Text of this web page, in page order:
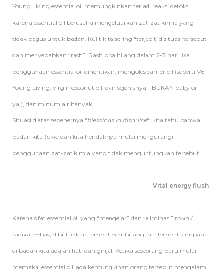
Young Living essential oil memungkinkan terjadi reaksi detoks
karena essential oil berusaha mengeluarkan zat-zat kimia yang
tidak bagus untuk badan. Kulit kita sering “terjepit”disituasi tersebut
dan menyebabkan “rash”. Rash bisa hilang dalam 2-3 hari jika
penggunaan essential oil dihentikan, mengoles carrier oil (seperti V6
Young Living, virgin coconut oil, dan sejenisnya – BUKAN baby oil
ya!), dan minum air banyak.
Situasi diatas sebenernya “blessings in disguise“: kita tahu bahwa
badan kita toxic dan kita hendaknya mulai mengurangi
penggunaan zat-zat kimia yang tidak menguntungkan tersebut.
Vital energy flush
Karena sifat essential oil yang “mengejar” dan “eliminasi” toxin /
radikal bebas, dibutuhkan tempat pembuangan. “Tempat sampah”
di badan kita adalah hati dan ginjal. Ketika seseorang baru mulai
memakai essential oil, ada kemungkinan orang tersebut mengalami